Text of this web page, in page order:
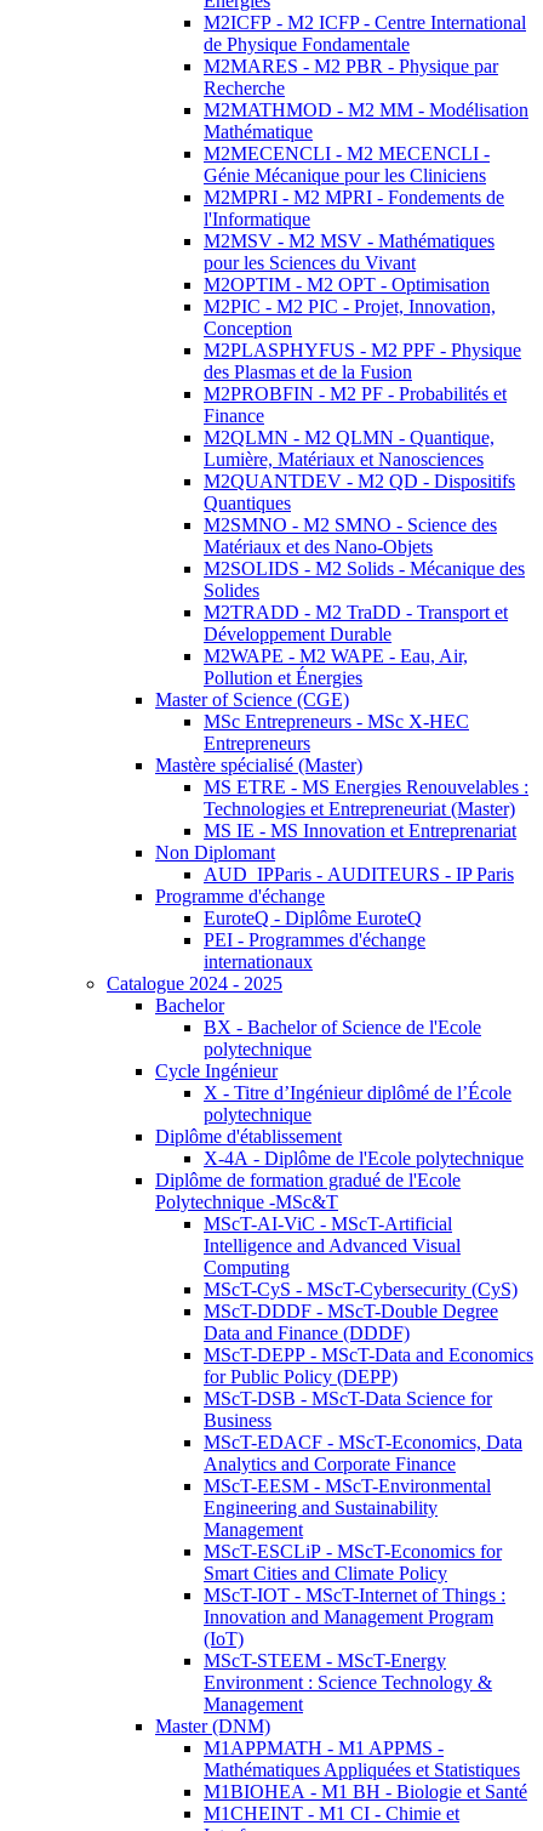
M2ICFP - M2 ICFP - Centre International
de Physique Fondamentale
M2MARES - M2 PBR - Physique par
Recherche
M2MATHMOD - M2 MM - Modélisation
Mathématique
M2MECENCLI - M2 MECENCLI -
Génie Mécanique pour les Cliniciens
M2MPRI - M2 MPRI - Fondements de
l'Informatique
M2MSV - M2 MSV - Mathématiques
pour les Sciences du Vivant
M2OPTIM - M2 OPT - Optimisation
M2PIC - M2 PIC - Projet, Innovation,
Conception
M2PLASPHYFUS - M2 PPF - Physique
des Plasmas et de la Fusion
M2PROBFIN - M2 PF - Probabilités et
Finance
M2QLMN - M2 QLMN - Quantique,
Lumière, Matériaux et Nanosciences
M2QUANTDEV - M2 QD - Dispositifs
Quantiques
M2SMNO - M2 SMNO - Science des
Matériaux et des Nano-Objets
M2SOLIDS - M2 Solids - Mécanique des
Solides
M2TRADD - M2 TraDD - Transport et
Développement Durable
M2WAPE - M2 WAPE - Eau, Air,
Pollution et Énergies
Master of Science (CGE)
MSc Entrepreneurs - MSc X-HEC
Entrepreneurs
Mastère spécialisé (Master)
MS ETRE - MS Energies Renouvelables :
Technologies et Entrepreneuriat (Master)
MS IE - MS Innovation et Entreprenariat
Non Diplomant
AUD_IPParis - AUDITEURS - IP Paris
Programme d'échange
EuroteQ - Diplôme EuroteQ
PEI - Programmes d'échange
internationaux
Catalogue 2024 - 2025
Bachelor
BX - Bachelor of Science de l'Ecole
polytechnique
Cycle Ingénieur
X - Titre d’Ingénieur diplômé de l’École
polytechnique
Diplôme d'établissement
X-4A - Diplôme de l'Ecole polytechnique
Diplôme de formation gradué de l'Ecole
Polytechnique -MSc&T
MScT-AI-ViC - MScT-Artificial
Intelligence and Advanced Visual
Computing
MScT-CyS - MScT-Cybersecurity (CyS)
MScT-DDDF - MScT-Double Degree
Data and Finance (DDDF)
MScT-DEPP - MScT-Data and Economics
for Public Policy (DEPP)
MScT-DSB - MScT-Data Science for
Business
MScT-EDACF - MScT-Economics, Data
Analytics and Corporate Finance
MScT-EESM - MScT-Environmental
Engineering and Sustainability
Management
MScT-ESCLiP - MScT-Economics for
Smart Cities and Climate Policy
MScT-IOT - MScT-Internet of Things :
Innovation and Management Program
(IoT)
MScT-STEEM - MScT-Energy
Environment : Science Technology &
Management
Master (DNM)
M1APPMATH - M1 APPMS -
Mathématiques Appliquées et Statistiques
M1BIOHEA - M1 BH - Biologie et Santé
M1CHEINT - M1 CI - Chimie et